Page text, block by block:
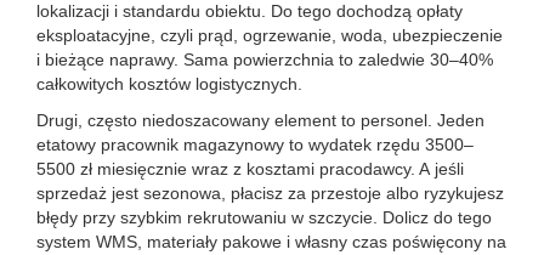
lokalizacji i standardu obiektu. Do tego dochodzą opłaty
eksploatacyjne, czyli prąd, ogrzewanie, woda, ubezpieczenie
i bieżące naprawy. Sama powierzchnia to zaledwie 30–40%
całkowitych kosztów logistycznych.
Drugi, często niedoszacowany element to personel. Jeden
etatowy pracownik magazynowy to wydatek rzędu 3500–
5500 zł miesięcznie wraz z kosztami pracodawcy. A jeśli
sprzedaż jest sezonowa, płacisz za przestoje albo ryzykujesz
błędy przy szybkim rekrutowaniu w szczycie. Dolicz do tego
system WMS, materiały pakowe i własny czas poświęcony na